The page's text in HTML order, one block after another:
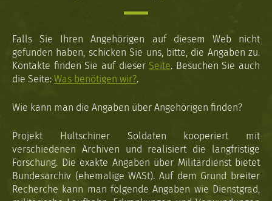
Falls Sie Ihren Angehörigen auf diesem Web nicht
gefunden haben, schicken Sie uns, bitte, die Angaben zu.
Kontakte finden Sie auf dieser Seite. Besuchen Sie auch
die Seite: Was benötigen wir?.
Wie kann man die Angaben über Angehörigen finden?
Projekt Hultschiner Soldaten kooperiert mit
verschiedenen Archiven und realisiert die langfristige
Forschung. Die exakte Angaben über Militärdienst bietet
Bundesarchiv (ehemalige WASt). Auf dem Grund breiter
Recherche kann man folgende Angaben wie Dienstgrad,